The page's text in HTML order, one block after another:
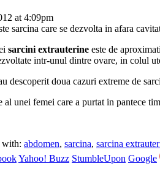
at 4:09pm
sarcina care se dezvolta in afara
sarcini extrauterine este de
intr-unul dintre ovare, in colul
descoperit doua cazuri extreme de
al unei femei care a purtat in pantece
with: abdomen, sarcina, sarcina
Yahoo! Buzz StumbleUpon Google